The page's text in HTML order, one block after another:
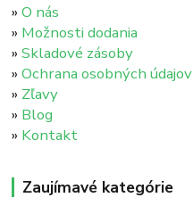
»O nás
» Možnosti dodania
»Skladové zásoby
»Ochrana osobných údajov
» Zľavy
» Blog
» Kontakt
Zaujímavé kategórie